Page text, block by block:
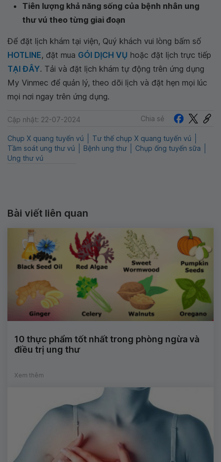
Tiên lượng khả năng sống của bệnh nhân ung
thư vú theo từng giai đoạn
Để đặt lịch khám tại viện, Quý khách vui lòng bấm số
HOTLINE, đặt mua GÓI DỊCH VỤ hoặc đặt lịch trực tiếp
TẠI ĐÂY. Tải và đặt lịch khám tự động trên ứng dụng
My Vinmec để quản lý, theo dõi lịch và đặt hẹn mọi lúc
mọi nơi ngay trên ứng dụng.
Cập nhật: 22-07-2024 Chia sẻ
Chụp X quang tuyến vú
Tư thế chụp X quang tuyến vú
Tầm soát ung thư vú
Bệnh ung thư
Chụp ống tuyến sữa
Ung thư vú
Bài viết liên quan
10 thực phẩm tốt nhất trong phòng ngừa và
điều trị ung thư
Xem thêm